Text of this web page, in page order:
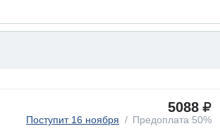
5088
Поступит 16 ноября Предоплата 50%